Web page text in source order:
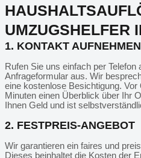
UMZUGSHELFER
1. KONTAKT AUFNEHMEN
Rufen Sie uns einfach per Telefon
Anfrageformular aus. Wir
eine kostenlose Besichtigung.
Minuten einen Überblick über Ihr
Ihnen Geld und ist
2. FESTPREIS-ANGEBOT
Wir garantieren ein faires und
Dieses beinhaltet die Kosten der